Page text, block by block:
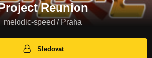
Reunion
melodic-speed / Praha
Sledovat